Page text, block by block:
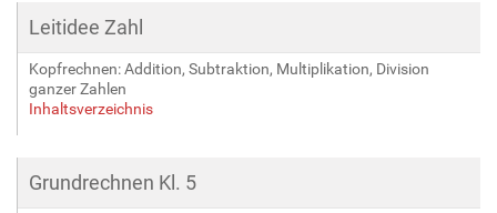
Leitidee Zahl
Kopfrechnen: Addition, Subtraktion, Multiplikation, Division
ganzer Zahlen
Inhaltsverzeichnis
Grundrechnen Kl. 5